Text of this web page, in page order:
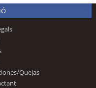
Quejas